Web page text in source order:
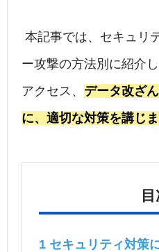
本記事では、セキュリ
ー攻撃の方法別に紹介
アクセス、 データ改ざ
に、適切な対策を講じま
1 セキュリティ対策